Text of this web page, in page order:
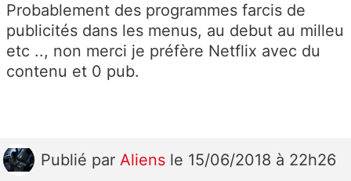
Probablement des programmes farcis de
publicités dans les menus, au debut au milleu
etc .., non merci je préfère Netflix avec du
contenu et 0 pub.
Publié par Aliens le 15/06/2018 à 22h26